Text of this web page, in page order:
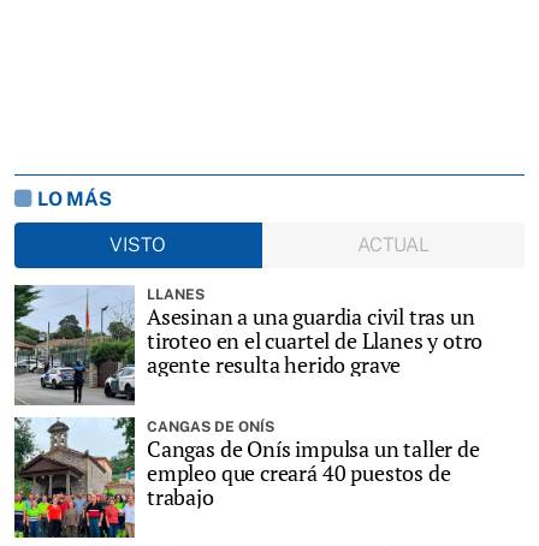
LO MÁS
VISTO
ACTUAL
LLANES
Asesinan a una guardia civil tras un
tiroteo en el cuartel de Llanes y otro
agente resulta herido grave
CANGAS DE ONÍS
Cangas de Onís impulsa un taller de
empleo que creará 40 puestos de
trabajo